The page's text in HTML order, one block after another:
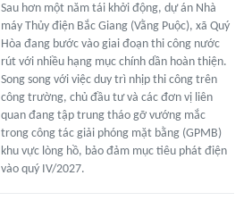
Sau hơn một năm tái khởi động, dự án Nhà
máy Thủy điện Bắc Giang (Vằng Puộc), xã Quý
Hòa đang bước vào giai đoạn thi công nước
rút với nhiều hạng mục chính dần hoàn thiện.
Song song với việc duy trì nhịp thi công trên
công trường, chủ đầu tư và các đơn vị liên
quan đang tập trung tháo gỡ vướng mắc
trong công tác giải phóng mặt bằng (GPMB)
khu vực lòng hồ, bảo đảm mục tiêu phát điện
vào quý IV/2027.